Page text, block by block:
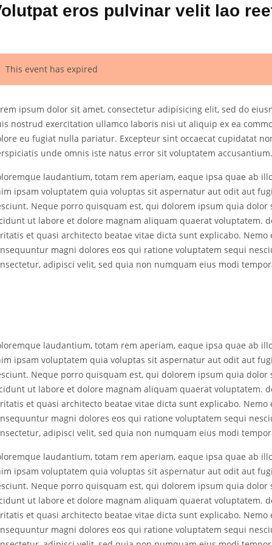
eros pulvinar velit lao
This event has expired
ipsum dolor sit amet, consectetur adipisicing elit, sed do
nostrud exercitation ullamco laboris nisi ut aliquip ex ea
eu fugiat nulla pariatur. Excepteur sint occaecat cupidatat
unde omnis iste natus error sit voluptatem accusantium.
laudantium, totam rem aperiam, eaque ipsa quae ab
ipsam voluptatem quia voluptas sit aspernatur aut odit aut
Neque porro quisquam est, qui dolorem ipsum quia
ut labore et dolore magnam aliquam quaerat voluptatem.
et quasi architecto beatae vitae dicta sunt explicabo.
magni dolores eos qui ratione voluptatem sequi
adipisci velit, sed quia non numquam eius modi
laudantium, totam rem aperiam, eaque ipsa quae ab
ipsam voluptatem quia voluptas sit aspernatur aut odit aut
Neque porro quisquam est, qui dolorem ipsum quia
ut labore et dolore magnam aliquam quaerat voluptatem.
et quasi architecto beatae vitae dicta sunt explicabo.
magni dolores eos qui ratione voluptatem sequi
adipisci velit, sed quia non numquam eius modi
laudantium, totam rem aperiam, eaque ipsa quae ab
ipsam voluptatem quia voluptas sit aspernatur aut odit aut
Neque porro quisquam est, qui dolorem ipsum quia
ut labore et dolore magnam aliquam quaerat voluptatem.
et quasi architecto beatae vitae dicta sunt explicabo.
magni dolores eos qui ratione voluptatem sequi